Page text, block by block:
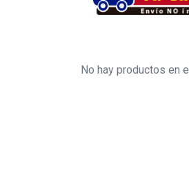
No hay productos en